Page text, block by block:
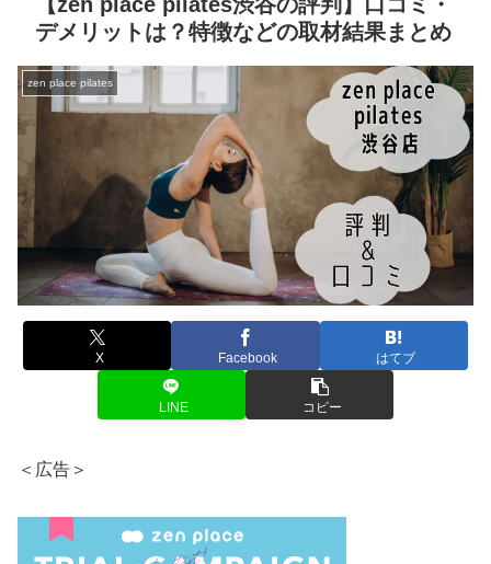
デメリットは？特徴などの取材結果まとめ
zen place pilates
X Facebook はてブ
LINE コピー
＜広告＞